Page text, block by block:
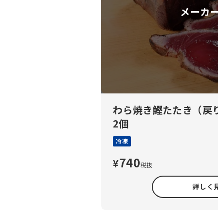
メーカ
わら焼き鰹たたき（戻
2個
冷凍
¥740税抜
詳しく